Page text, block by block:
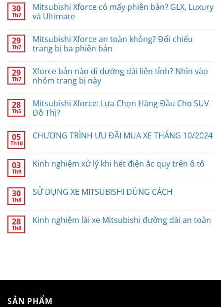
30
Th7
Mitsubishi Xforce có mấy phiên bản? GLX, Luxury
và Ultimate
29
Th7
Mitsubishi Xforce an toàn không? Đối chiếu
trang bị ba phiên bản
29
Th7
Xforce bản nào đi đường dài liên tỉnh? Nhìn vào
nhóm trang bị này
28
Th5
Mitsubishi Xforce: Lựa Chọn Hàng Đầu Cho SUV
Đô Thị?
05
Th10
CHƯƠNG TRÌNH ƯU ĐÃI MUA XE THÁNG 10/2024
03
Th9
Kinh nghiệm xử lý khi hết điện ắc quy trên ô tô
30
Th8
SỬ DỤNG XE MITSUBISHI ĐÚNG CÁCH
28
Th8
Kinh nghiệm lái xe Mitsubishi đường dài an toàn
SẢN PHẨM